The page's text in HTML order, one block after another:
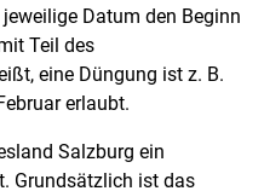
Datum den Beginn
Teil des
eine Düngung ist z. B.
erlaubt.
Salzburg ein
Grundsätzlich ist das